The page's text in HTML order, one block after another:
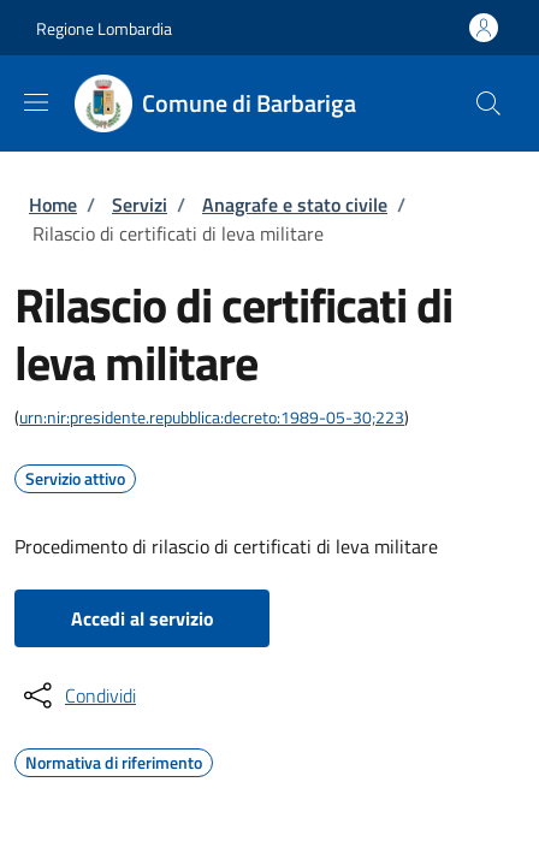
Regione Lombardia
Comune di Barbariga
Briciole di pane
Home / Servizi / Anagrafe e stato civile /
Rilascio di certificati di leva militare
Rilascio di certificati di
leva militare
(urn:nir:presidente.repubblica:decreto:1989-05-30;223)
Servizio attivo
Procedimento di rilascio di certificati di leva militare
Accedi al servizio
Condividi
Normativa di riferimento